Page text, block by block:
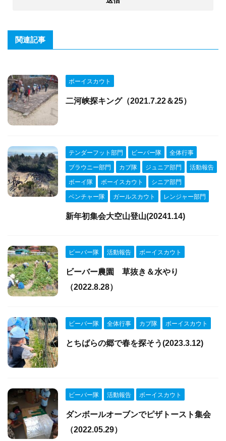
関連記事
ボーイスカウト
二河峡探キング（2021.7.22＆25）
テンダーフット部門 ビーバー隊
全体行事
ブラウニー部門
カブ隊 ジュニア部門
活動報告
ボーイ隊
ボーイスカウト
シニア部門
ベンチャー隊
ガールスカウト レンジャー部門
新年初集会大空山登山(20241.14)
ビーバー隊 活動報告 ボーイスカウト
ビーバー農園 草抜き＆水やり
（2022.8.28）
ビーバー隊 全体行事 カブ隊 ボーイスカウト
とちばらの郷で春を探そう(2023.3.12)
ビーバー隊 活動報告 ボーイスカウト
ダンボールオーブンでピザトースト集会
（2022.05.29）